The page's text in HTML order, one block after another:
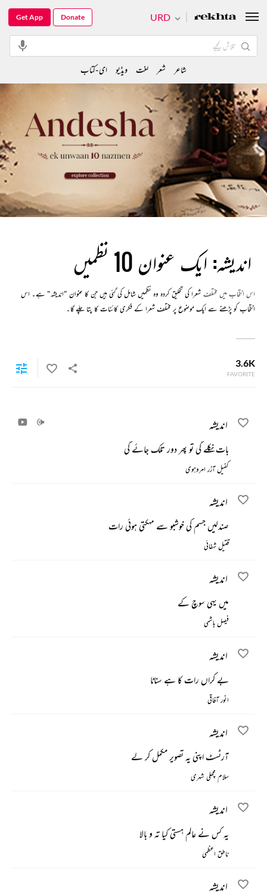
اندیشہ: ایک عنوان 10 نظمیں
اس انتخاب میں مختلف شعرا کی تخلیق کردہ وہ نظمیں شامل کی گئی ہیں جن کا عنوان "اندیشہ" ہے۔ اس
انتخاب کو پڑھنے سے ایک موضوع پر مختلف شعرا کے فکری کائنات کا پتا چلے گا۔
3.6K
FAVORITE
اندیشہ
بات نکلے گی تو پھر دور تلک جائے گی
کفیل آزر امروہوی
اندیشہ
صندلیں جسم کی خوشبو سے مہکتی ہوئی رات
قتیل شفائی
اندیشہ
میں یہی سوچ کے
فیصل ہاشمی
اندیشہ
بے کراں رات کا ہے سناٹا
انور آفاقی
اندیشہ
آرٹسٹ اپنی یہ تصویر مکمل کر لے
سلام مچھلی شہری
اندیشہ
یہ کس نے عالم ہستی کیا تہ و بالا
ناطق اعظمی
اندیشہ
URD
Get App Donate
شاعر شعر لغت ویڈیو ای-کتاب